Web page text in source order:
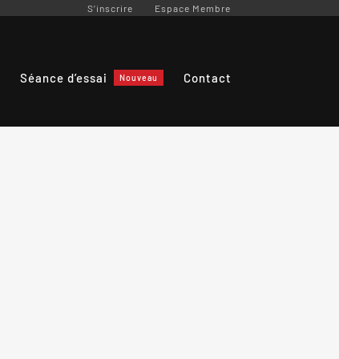
S’inscrire Espace Membre
Séance d’essai Nouveau Contact